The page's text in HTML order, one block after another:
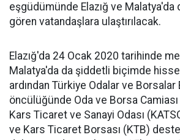
eşgüdümünde Elazığ ve
gören vatandaşlara ulaştırılacak.
Elazığ'da 24 Ocak 2020 tarihinde
Malatya'da da şiddetli biçimde
ardından Türkiye Odalar ve Borsalar
öncülüğünde Oda ve Borsa
Kars Ticaret ve Sanayi Odası
ve Kars Ticaret Borsası (KTB)